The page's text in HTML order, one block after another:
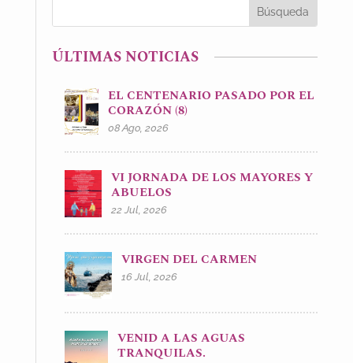
ÚLTIMAS NOTICIAS
EL CENTENARIO PASADO POR EL
CORAZÓN (8)
08 Ago, 2026
VI JORNADA DE LOS MAYORES Y
ABUELOS
22 Jul, 2026
VIRGEN DEL CARMEN
16 Jul, 2026
VENID A LAS AGUAS
TRANQUILAS.